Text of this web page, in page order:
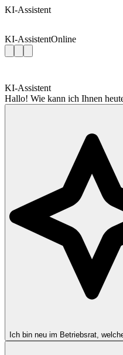
KI-Assistent
KI-AssistentOnline
KI-Assistent
Hallo! Wie kann ich Ihnen
Ich bin neu im Betriebsrat,